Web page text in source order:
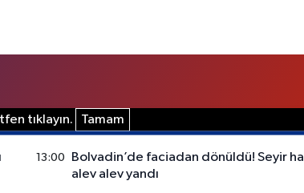
tıklayın. Tamam
13:00
Bolvadin’de faciadan dönüldü! Seyir
alev alev yandı